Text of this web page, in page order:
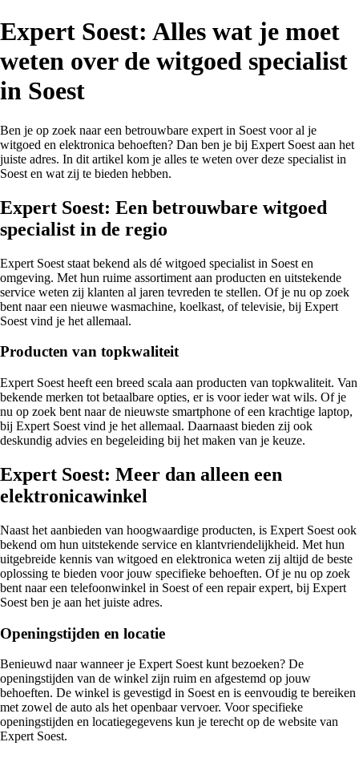
Expert Soest: Alles wat je moet
weten over de witgoed specialist
in Soest
Ben je op zoek naar een betrouwbare expert in Soest voor al je
witgoed en elektronica behoeften? Dan ben je bij Expert Soest aan het
juiste adres. In dit artikel kom je alles te weten over deze specialist in
Soest en wat zij te bieden hebben.
Expert Soest: Een betrouwbare witgoed
specialist in de regio
Expert Soest staat bekend als dé witgoed specialist in Soest en
omgeving. Met hun ruime assortiment aan producten en uitstekende
service weten zij klanten al jaren tevreden te stellen. Of je nu op zoek
bent naar een nieuwe wasmachine, koelkast, of televisie, bij Expert
Soest vind je het allemaal.
Producten van topkwaliteit
Expert Soest heeft een breed scala aan producten van topkwaliteit. Van
bekende merken tot betaalbare opties, er is voor ieder wat wils. Of je
nu op zoek bent naar de nieuwste smartphone of een krachtige laptop,
bij Expert Soest vind je het allemaal. Daarnaast bieden zij ook
deskundig advies en begeleiding bij het maken van je keuze.
Expert Soest: Meer dan alleen een
elektronicawinkel
Naast het aanbieden van hoogwaardige producten, is Expert Soest ook
bekend om hun uitstekende service en klantvriendelijkheid. Met hun
uitgebreide kennis van witgoed en elektronica weten zij altijd de beste
oplossing te bieden voor jouw specifieke behoeften. Of je nu op zoek
bent naar een telefoonwinkel in Soest of een repair expert, bij Expert
Soest ben je aan het juiste adres.
Openingstijden en locatie
Benieuwd naar wanneer je Expert Soest kunt bezoeken? De
openingstijden van de winkel zijn ruim en afgestemd op jouw
behoeften. De winkel is gevestigd in Soest en is eenvoudig te bereiken
met zowel de auto als het openbaar vervoer. Voor specifieke
openingstijden en locatiegegevens kun je terecht op de website van
Expert Soest.